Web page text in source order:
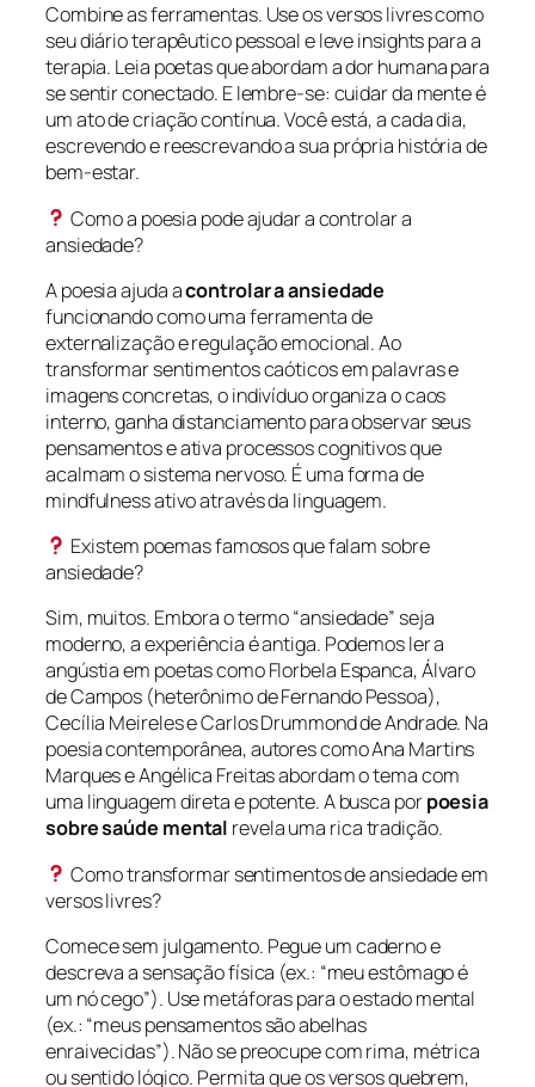
Combine as ferramentas. Use os versos livres como
seu diário terapêutico pessoal e leve insights para a
terapia. Leia poetas que abordam a dor humana para
se sentir conectado. E lembre-se: cuidar da mente é
um ato de criação contínua. Você está, a cada dia,
escrevendo e reescrevando a sua própria história de
bem-estar.
Como a poesia pode ajudar a controlar a
ansiedade?
A poesia ajuda acontrolar a ansiedade
funcionando como uma ferramenta de
externalização e regulação emocional. Ao
transformar sentimentos caóticos em palavras e
imagens concretas, o indivíduo organiza o caos
interno, ganha distanciamento para observar seus
pensamentos e ativa processos cognitivos que
acalmam o sistema nervoso. É uma forma de
mindfulness ativo através da linguagem.
Existem poemas famosos que falam sobre
ansiedade?
Sim, muitos. Embora o termo “ansiedade” seja
moderno, a experiência é antiga. Podemos ler a
angústia em poetas como Florbela Espanca, Álvaro
de Campos (heterônimo de Fernando Pessoa),
Cecília Meireles e Carlos Drummond de Andrade. Na
poesia contemporânea, autores como Ana Martins
Marques e Angélica Freitas abordam o tema com
uma linguagem direta e potente. A busca porpoesia
sobre saúde mental revela uma rica tradição.
Como transformar sentimentos de ansiedade em
versos livres?
Comece sem julgamento. Pegue um caderno e
descreva a sensação física (ex.: “meu estômago é
um nó cego”). Use metáforas para o estado mental
(ex.: “meus pensamentos são abelhas
enraivecidas”). Não se preocupe com rima, métrica
ou sentido lógico. Permita que os versos quebrem,